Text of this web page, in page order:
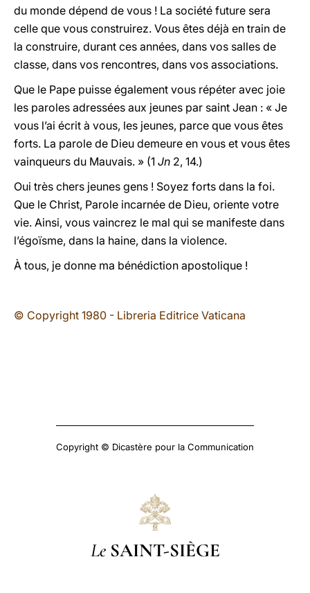
du monde dépend de vous ! La société future sera
celle que vous construirez. Vous êtes déjà en train de
la construire, durant ces années, dans vos salles de
classe, dans vos rencontres, dans vos associations.
Que le Pape puisse également vous répéter avec joie
les paroles adressées aux jeunes par saint Jean : « Je
vous l’ai écrit à vous, les jeunes, parce que vous êtes
forts. La parole de Dieu demeure en vous et vous êtes
vainqueurs du Mauvais. » (1 Jn 2, 14.)
Oui très chers jeunes gens ! Soyez forts dans la foi.
Que le Christ, Parole incarnée de Dieu, oriente votre
vie. Ainsi, vous vaincrez le mal qui se manifeste dans
l’égoïsme, dans la haine, dans la violence.
À tous, je donne ma bénédiction apostolique !
© Copyright 1980 - Libreria Editrice Vaticana
Copyright © Dicastère pour la Communication
Le SAINT-SIÈGE